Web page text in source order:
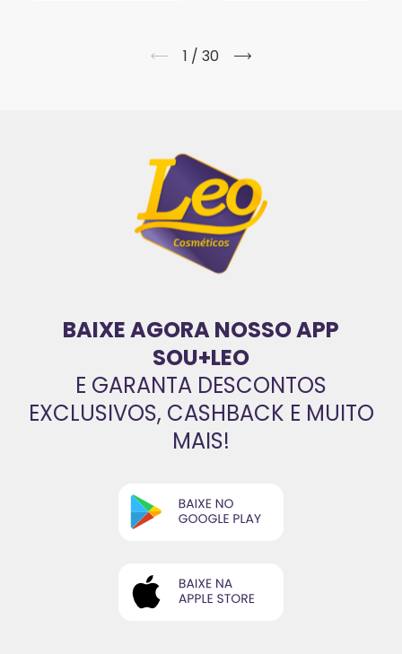
1 / 30
BAIXE AGORA NOSSO APP
SOU+LEO
E GARANTA DESCONTOS
EXCLUSIVOS, CASHBACK E MUITO
MAIS!